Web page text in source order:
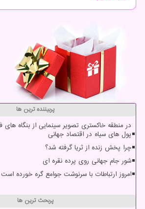
پربیننده ترین ها
در منطقه خاکستری تصویر سینمایی از بنگاه
پول های سیاه در اقتصاد جهانی
چرا پخش زنده از ثریا گرفته شد؟
شور جام جهانی روی پرده نقره ای
امروز ارتباطات با سرنوشت جوامع گره خورده است
پربحث ترین ها